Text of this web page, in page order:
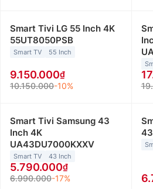
Đây là dòng tivi Samsung cao
giữa công nghệ QLED và màn
UHD, hỗ trợ công nghệ
dải trực tiếp có độ tương phản
chất lượng hình ảnh sắc nét,
ảnh.
Tivi Samsung OLED
Tivi Samsung OLED đại diện
công nghệ hiển thị tiên tiến và
Smart Tivi LG 55 Inch 4K
55UT8050PSB
Smart TV 55 Inch
9.150.000
10.150.000-10%
Smart Tivi Samsung 43
Inch 4K
UA43DU7000KXXV
Smart TV 43 Inch
5.790.000
6.990.000-17%